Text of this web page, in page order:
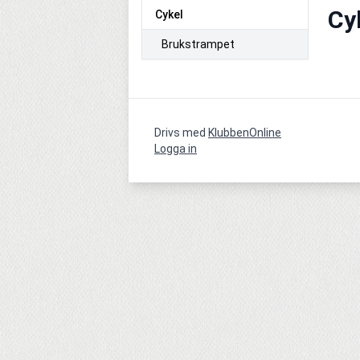
Cykel
Brukstrampet
Drivs med KlubbenOnline
Logga in